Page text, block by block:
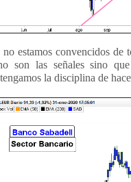
estamos convencidos de
son las señales sino
la disciplina de